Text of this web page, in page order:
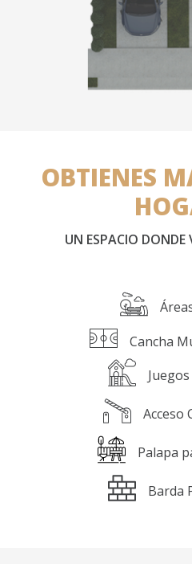
OBTIENES
UN ESPACIO
Cancha
Acceso
Palapa
Barda